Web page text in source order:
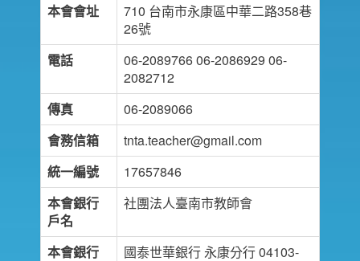
本會會址
710 台南市永康區中華二路358巷
26號
電話
06-2089766 06-2086929 06-
2082712
傳真
06-2089066
會務信箱
tnta.teacher@gmail.com
統一編號
17657846
本會銀行
戶名
社團法人臺南市教師會
本會銀行
國泰世華銀行 永康分行 04103-